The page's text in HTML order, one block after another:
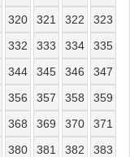
320 321 322
323
332 333 334
335
344 345 346
347
356 357 358
359
368 369 370
371
380 381 382
383